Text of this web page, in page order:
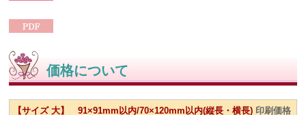
価格について
【サイズ 大】 91×91mm以内/70×120mm以内(縦長・横長) 印刷価格